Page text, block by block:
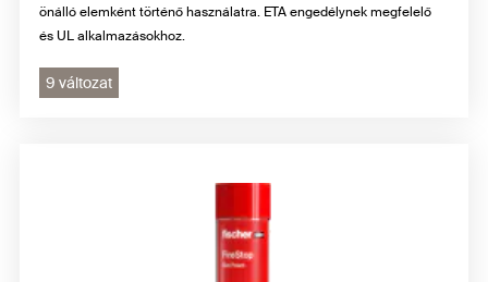
önálló elemként történő használatra. ETA engedélynek megfelelő
és UL alkalmazásokhoz.
9 változat